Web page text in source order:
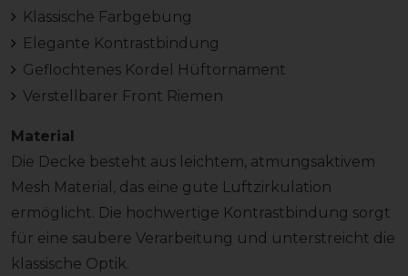
Klassische Farbgebung
Elegante Kontrastbindung
Geflochtenes Kordel Hüftornament
Verstellbarer Front Riemen
Material
Die Decke besteht aus leichtem, atmungsaktivem
Mesh Material, das eine gute Luftzirkulation
ermöglicht. Die hochwertige Kontrastbindung sorgt
für eine saubere Verarbeitung und unterstreicht die
klassische Optik.